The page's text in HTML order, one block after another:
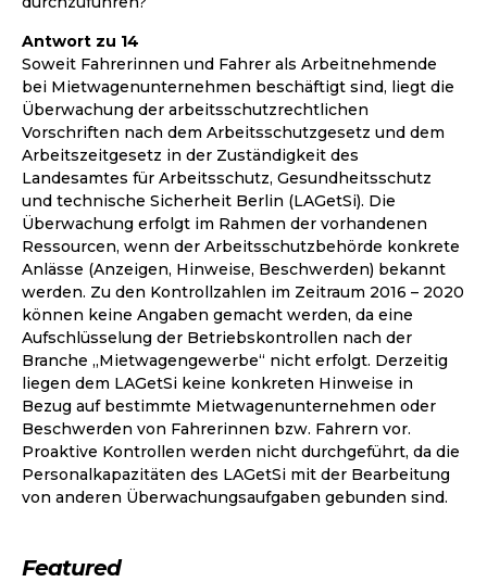
Antwort zu 14
Soweit Fahrerinnen und Fahrer als Arbeitnehmende
bei Mietwagenunternehmen beschäftigt sind, liegt die
Überwachung der arbeitsschutzrechtlichen
Vorschriften nach dem Arbeitsschutzgesetz und dem
Arbeitszeitgesetz in der Zuständigkeit des
Landesamtes für Arbeitsschutz, Gesundheitsschutz
und technische Sicherheit Berlin (LAGetSi). Die
Überwachung erfolgt im Rahmen der vorhandenen
Ressourcen, wenn der Arbeitsschutzbehörde konkrete
Anlässe (Anzeigen, Hinweise, Beschwerden) bekannt
werden. Zu den Kontrollzahlen im Zeitraum 2016 – 2020
können keine Angaben gemacht werden, da eine
Aufschlüsselung der Betriebskontrollen nach der
Branche „Mietwagengewerbe“ nicht erfolgt. Derzeitig
liegen dem LAGetSi keine konkreten Hinweise in
Bezug auf bestimmte Mietwagenunternehmen oder
Beschwerden von Fahrerinnen bzw. Fahrern vor.
Proaktive Kontrollen werden nicht durchgeführt, da die
Personalkapazitäten des LAGetSi mit der Bearbeitung
von anderen Überwachungsaufgaben gebunden sind.
Featured